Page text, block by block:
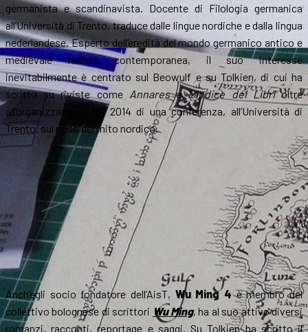
germanista e scandinavista. Docente di Filologia germanica
all’Università di Trento, traduce dalle lingue nordiche e dalla lingua
nederlandese. Esperto dell’eredità del mondo germanico antico e
medievale nell’età contemporanea, il suo interesse
inevitabilmente è centrato sul Beowulf e su Tolkien, di cui ha
scritto su riviste come AnnareseL’Indice dei Librioltre
all’organizzazione nel 2014 di una conferenza, all’Università di
Trento, sul riuso del mito nordico.
Anch’egli socio fondatore dell’AisT, Wu Ming 4è membro del
collettivo bolognese di scrittori Wu Ming, ha al suo attivo diversi
romanzi, racconti, reportage e saggi. Su Tolkien ha scritto il